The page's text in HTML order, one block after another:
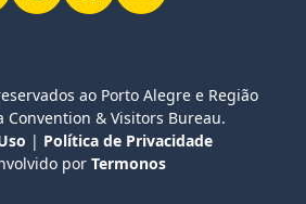
ao Porto Alegre e Região
Convention & Visitors Bureau.
| Política de Privacidade
por Termonos